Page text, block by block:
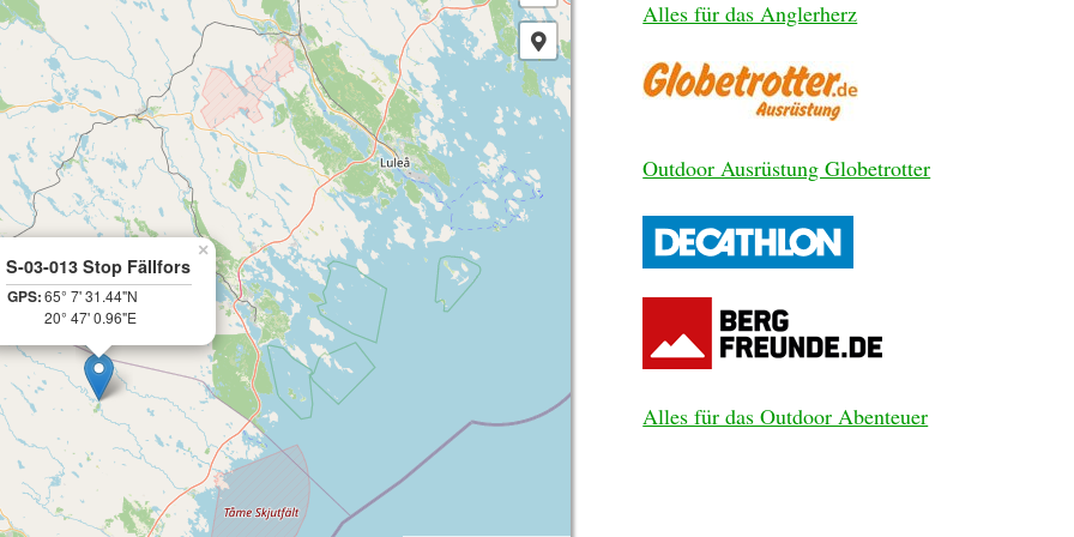
Alles für das Anglerherz
Outdoor Ausrüstung Globetrotter
Alles für das Outdoor Abenteuer
S-03-013 Stop Fällfors
GPS:65° 7' 31.44"N
20° 47' 0.96"E
×